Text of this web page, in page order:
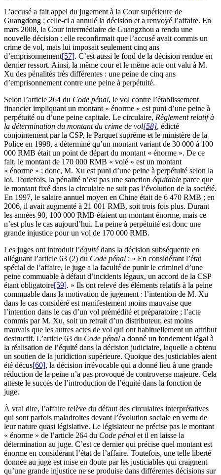
L’accusé a fait appel du jugement à la Cour supérieure de
Guangdong ; celle-ci a annulé la décision et a renvoyé l’affaire. En
mars 2008, la Cour intermédiaire de Guangzhou a rendu une
nouvelle décision : elle reconfirmait que l’accusé avait commis un
crime de vol, mais lui imposait seulement cinq ans
d’emprisonnement[57]. C’est aussi le fond de la décision rendue en
dernier ressort. Ainsi, la même cour et le même acte ont valu à M.
Xu des pénalités très différentes : une peine de cinq ans
d’emprisonnement contre une peine à perpétuité.
Selon l’article 264 du Code pénal, le vol contre l’établissement
financier impliquant un montant « énorme » est puni d’une peine à
perpétuité ou d’une peine capitale. Le circulaire, Règlement relatif à
la détermination du montant du crime de vol[58], édicté
conjointement par la CSP, le Parquet suprême et le ministère de la
Police en 1998, a déterminé qu’un montant variant de 30 000 à 100
000 RMB était un point de départ du montant « énorme ». De ce
fait, le montant de 170 000 RMB « volé » est un montant
« énorme » ; donc, M. Xu est puni d’une peine à perpétuité selon la
loi. Toutefois, la pénalité n’est pas une sanction équitable parce que
le montant fixé dans la circulaire ne suit pas l’évolution de la société.
En 1997, le salaire annuel moyen en Chine était de 6 470 RMB ; en
2006, il avait augmenté à 21 001 RMB, soit trois fois plus. Durant
les années 90, 100 000 RMB étaient un montant énorme, mais ce
n’est plus le cas aujourd’hui. La peine à perpétuité est donc une
grande injustice pour un vol de 170 000 RMB.
Les juges ont introduit l’équitédans la décision subséquente en
alléguant l’article 63 (2) du Code pénal : « En considérant l’état
spécial de l’affaire, le juge a la faculté de punir le criminel d’une
peine commuable à défaut d’incidents légaux, un accord de la CSP
étant obligatoire[59]. » Ils ont relevé des éléments relatifs à la peine
commuable dans la motivation de jugement : l’intention de M. Xu
dans le cas considéré est manifestement moins mauvaise que
l’intention dans le cas d’un vol prémédité et préparatoire ; l’acte
commis par M. Xu, soit un retrait d’un distributeur, est moins
mauvais que les autres actes de vol qui ont habituellement un attribut
destructif. L’article 63 du Code pénal a donné un fondement légal à
la réalisation de l’équité dans la décision judiciaire, laquelle a obtenu
un soutien de la juridiction supérieure. Quoique des justiciables aient
été décus[60], la décision irrévocable qui a donné lieu à une grande
réduction de la peine n’a pas provoqué de controverse majeure. Cela
atteste le succès de l’introduction de l’équité dans la fonction de
juge.
À vrai dire, l’affaire relève du défaut des circulaires interprétatives
qui sont parfois maladroites devant l’évolution sociale en vertu de
leur nature quasi législative. Le législateur ne précise pas le montant
« énorme » de l’article 264 du Code pénal et il en laisse la
détermination au juge. C’est ce dernier qui précise quel montant est
énorme en considérant l’état de l’affaire. Toutefois, une telle liberté
donnée au juge est mise en doute par les justiciables qui craignent
qu’une grande injustice ne se produise dans différentes décisions sur